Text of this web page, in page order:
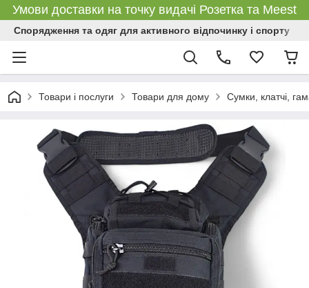
Умови доставки на точку видачі Розетка та Meest
Спорядження та одяг для активного відпочинку і спорту
Товари і послуги Товари для дому Сумки, клатчі,